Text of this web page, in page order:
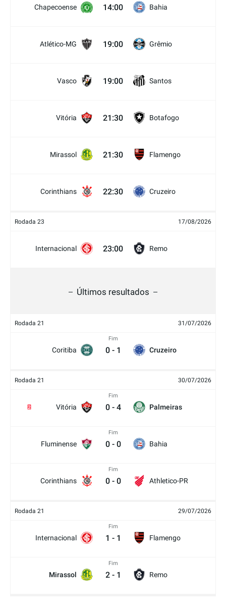
Chapecoense 14:00 Bahia
Atlético-MG 19:00 Grêmio
Vasco 19:00 Santos
Vitória 21:30 Botafogo
Mirassol 21:30 Flamengo
Corinthians 22:30 Cruzeiro
Rodada 23 17/08/2026
Internacional 23:00 Remo
Últimos resultados
Rodada 21 31/07/2026
Coritiba
Fim
0 - 1 Cruzeiro
Rodada 21 30/07/2026
Vitória
2
Fim
0 - 4 Palmeiras
Fluminense
Fim
0 - 0 Bahia
Corinthians
Fim
0 - 0 Athletico-PR
Rodada 21 29/07/2026
Internacional
Fim
1 - 1 Flamengo
Mirassol
Fim
2 - 1 Remo